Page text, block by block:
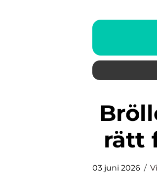
Bröllopsfotograf – så väljer du
rätt
03 juni 2026